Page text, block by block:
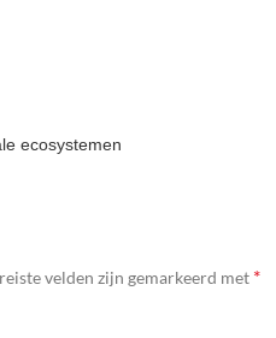
ecosystemen
velden zijn gemarkeerd met *